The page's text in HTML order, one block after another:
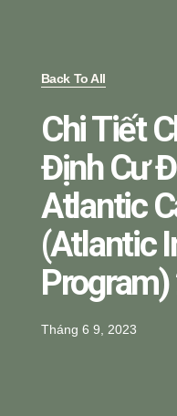
Back To All
Chi Tiết
Định Cư
Atlantic
(Atlantic
Tháng 6 9, 2023